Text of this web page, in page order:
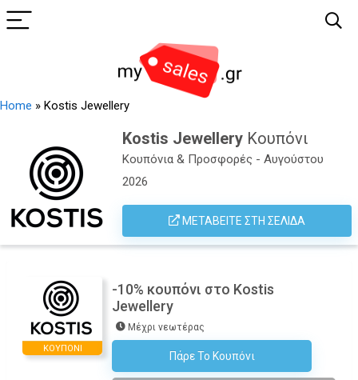
Home » Kostis Jewellery
Kostis JewelleryΚουπόνι
Κουπόνια & Προσφορές - Αυγούστου
2026
ΜΕΤΑΒΕΊΤΕ ΣΤΗ ΣΕΛΊΔΑ
ΚΟΥΠΌΝΙ
-10% κουπόνι στο Kostis
Jewellery
Μέχρι νεωτέρας
Πάρε Το Κουπόνι
Εγγραφείτε Στο Newsletter